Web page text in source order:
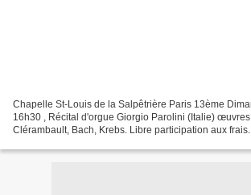
Chapelle St-Louis de la Salpêtrière Paris 13ème
16h30 , Récital d'orgue Giorgio Parolini (Italie) œuvres
Clérambault, Bach, Krebs. Libre participation aux frais.